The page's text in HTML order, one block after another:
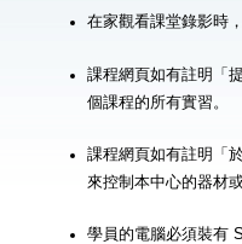
在家觀看課堂錄影時
課程網頁如有註明「
個課程的所有實習。
課程網頁如有註明「
來控制本中心的器材
學員的電腦必須裝有